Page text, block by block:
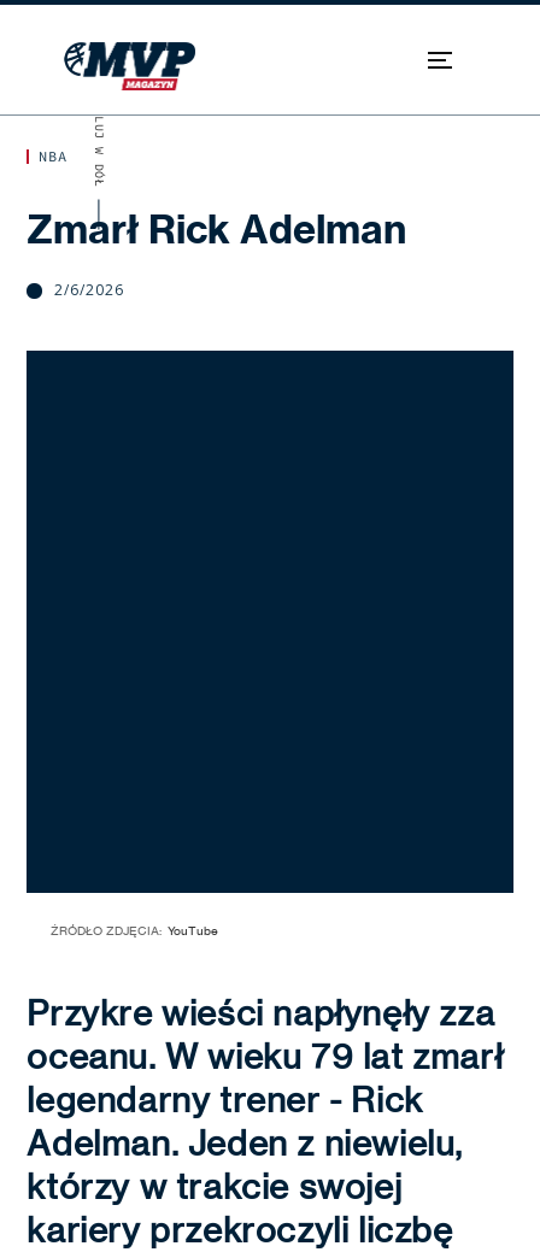
NBA
Zmarł Rick Adelman
2/6/2026
SKROLUJ W DÓŁ
ŹRÓDŁO ZDJĘCIA: YouTube
Przykre wieści napłynęły zza
oceanu. W wieku 79 lat zmarł
legendarny trener - Rick
Adelman. Jeden z niewielu,
którzy w trakcie swojej
kariery przekroczyli liczbę